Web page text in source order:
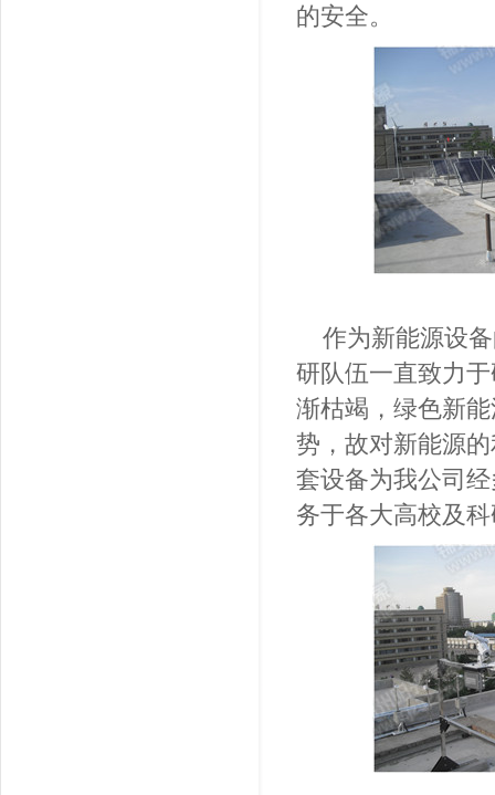
的安全。
作为新能源设备
研队伍一直致力
渐枯竭，绿色新
势，故对新能源
套设备为我公司
务于各大高校及